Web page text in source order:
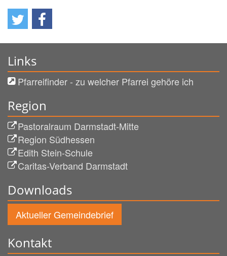
Links
Pfarreifinder - zu welcher Pfarrei gehöre ich
Region
Pastoralraum Darmstadt-Mitte
Region Südhessen
Edith Stein-Schule
Caritas-Verband Darmstadt
Downloads
Aktueller Gemeindebrief
Kontakt